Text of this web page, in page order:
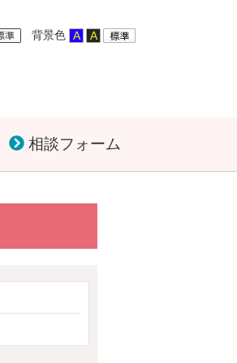
背景色
相談フォーム